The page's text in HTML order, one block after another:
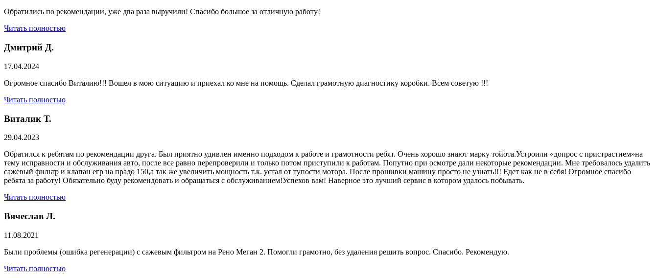
Обратились по рекомендации, уже два раза выручили! Спасибо большое за отличную работу!
Читать полностью
Дмитрий Д.
17.04.2024
Огромное спасибо Виталию!!! Вошел в мою ситуацию и приехал ко мне на помощь. Сделал грамотную диагностику коробки. Всем советую !!!
Читать полностью
Виталик Т.
29.04.2023
Обратился к ребятам по рекомендации друга. Был приятно удивлен именно подходом к работе и грамотности ребят. Очень хорошо знают марку тойота.Устроили «допрос с пристрастием»на
тему исправности и обслуживания авто, после все равно перепроверили и только потом приступили к работам. Попутно при осмотре дали некоторые рекомендации. Мне требовалось удалить
сажевый фильтр и клапан егр на прадо 150,а так же увеличить мощность т.к. устал от тупости мотора. После прошивки машину просто не узнать!!! Едет как не в себя! Огромное спасибо
ребята за работу! Обязательно буду рекомендовать и обращаться с обслуживанием!Успехов вам! Наверное это лучший сервис в котором удалось побывать.
Читать полностью
Вячеслав Л.
11.08.2021
Были проблемы (ошибка регенерации) с сажевым фильтром на Рено Меган 2. Помогли грамотно, без удаления решить вопрос. Спасибо. Рекомендую.
Читать полностью